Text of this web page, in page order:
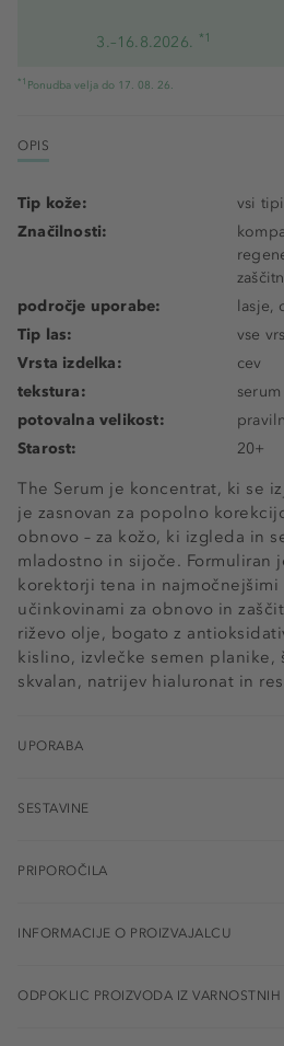
3.–16.8.2026. *1
*1 Ponudba velja do 17. 08. 26.
OPIS
The Serum je koncentrat, ki se
je zasnovan za popolno
obnovo – za kožo, ki izgleda in
mladostno in sijoče. Formuliran
korektorji tena in najmočnejšimi
učinkovinami za obnovo in
riževo olje, bogato z
kislino, izvlečke semen planike,
skvalan, natrijev hialuronat in
Tip kože:
vsi
Značilnosti:
področje uporabe:
lasje,
Tip las:
vse
Vrsta izdelka:
cev
tekstura:
serum
potovalna velikost:
Starost:
20+
UPORABA
SESTAVINE
PRIPOROČILA
INFORMACIJE O PROIZVAJALCU
ODPOKLIC PROIZVODA IZ VARNOSTNIH